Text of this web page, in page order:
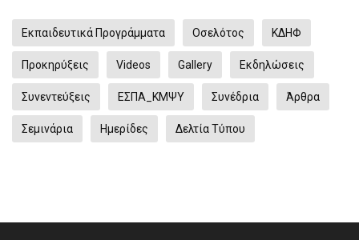
Εκπαιδευτικά Προγράμματα Οσελότος ΚΔΗΦ
Προκηρύξεις Videos Gallery Eκδηλώσεις
Συνεντεύξεις ΕΣΠΑ_ΚΜΨΥ Συνέδρια Άρθρα
Σεμινάρια Ημερίδες Δελτία Τύπου